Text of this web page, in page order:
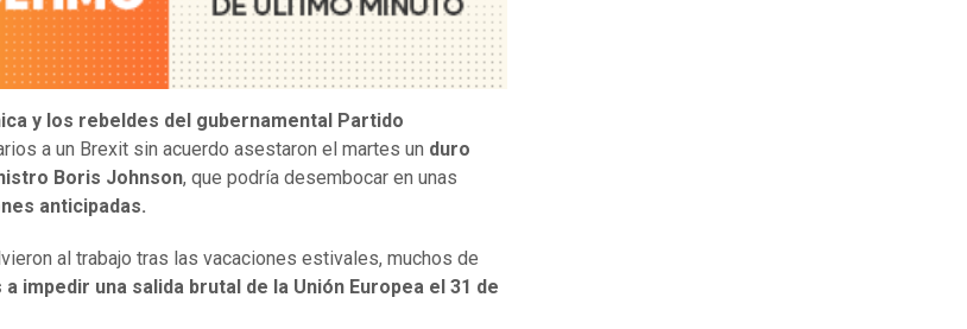
y los rebeldes del gubernamental Partido
a un Brexit sin acuerdo asestaron el martes un duro
Boris Johnson, que podría desembocar en unas
anticipadas.
al trabajo tras las vacaciones estivales, muchos de
impedir una salida brutal de la Unión Europea el 31 de